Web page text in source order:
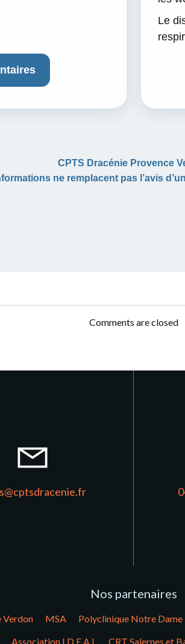
Le
CPTS Dracénie Provence
ne remplacent pas l’avis
Comments are closed
Nos partenaires
Verdon MSA Polyclinique Notre Dame
Association I.D.E.A.L CRT Salernes et